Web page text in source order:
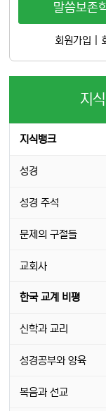
말씀보존
회원가입
지
지식뱅크
성경
성경 주석
문제의 구절들
교회사
한국 교계 비평
신학과 교리
성경공부와 양육
복음과 선교